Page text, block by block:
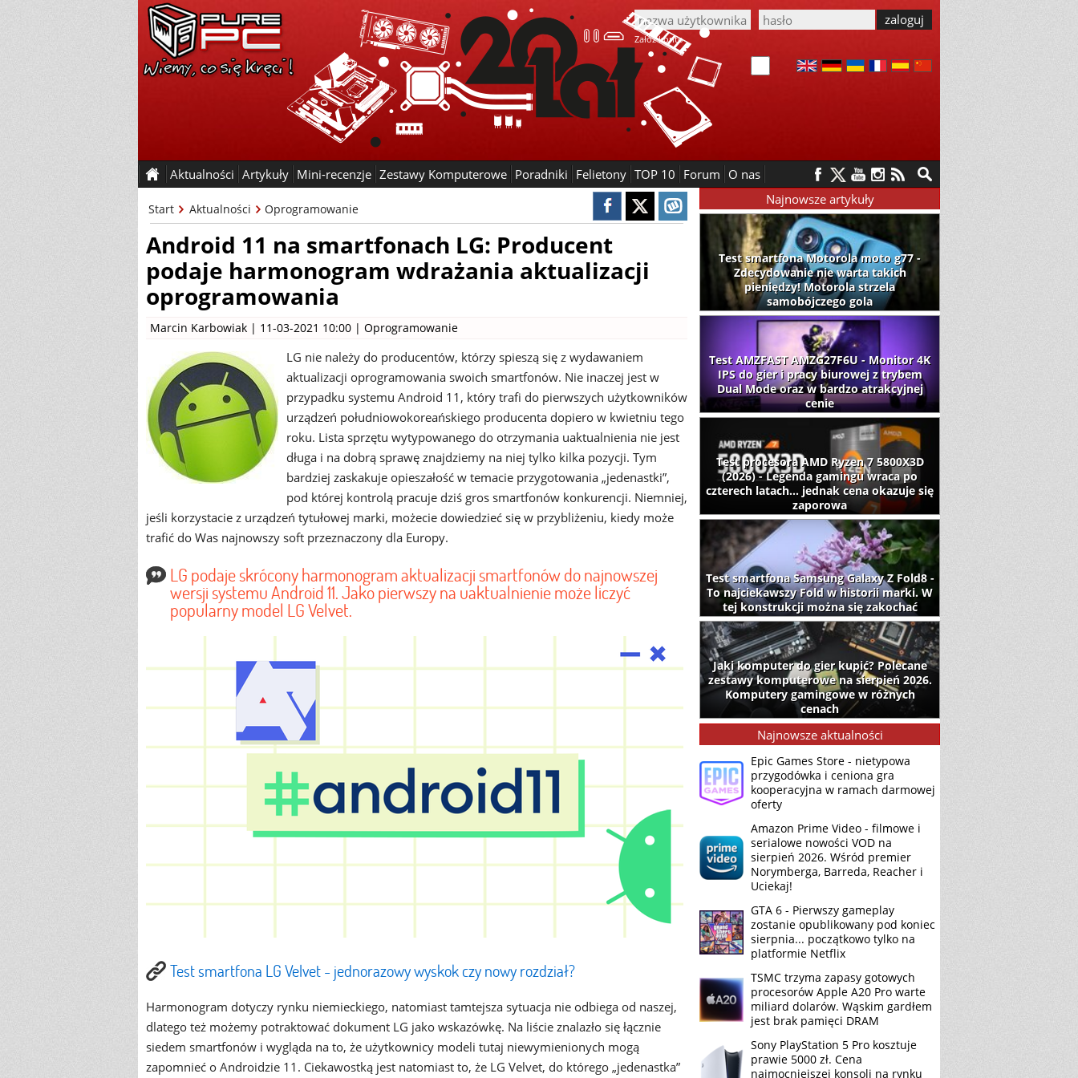
Załóż konto
Aktualności Artykuły Mini-recenzje Zestawy Komputerowe Poradniki Felietony TOP 10 Forum O nas
Start Aktualności Oprogramowanie
Android 11 na smartfonach LG: Producent
podaje harmonogram wdrażania aktualizacji
oprogramowania
Marcin Karbowiak | 11-03-2021 10:00 | Oprogramowanie
LG nie należy do producentów, którzy spieszą się z wydawaniem
aktualizacji oprogramowania swoich smartfonów. Nie inaczej jest w
przypadku systemu Android 11, który trafi do pierwszych użytkowników
urządzeń południowokoreańskiego producenta dopiero w kwietniu tego
roku. Lista sprzętu wytypowanego do otrzymania uaktualnienia nie jest
długa i na dobrą sprawę znajdziemy na niej tylko kilka pozycji. Tym
bardziej zaskakuje opieszałość w temacie przygotowania „jedenastki”,
pod której kontrolą pracuje dziś gros smartfonów konkurencji. Niemniej,
jeśli korzystacie z urządzeń tytułowej marki, możecie dowiedzieć się w przybliżeniu, kiedy może
trafić do Was najnowszy soft przeznaczony dla Europy.
LG podaje skrócony harmonogram aktualizacji smartfonów do najnowszej
wersji systemu Android 11. Jako pierwszy na uaktualnienie może liczyć
popularny model LG Velvet.
Test smartfona LG Velvet - jednorazowy wyskok czy nowy rozdział?
Harmonogram dotyczy rynku niemieckiego, natomiast tamtejsza sytuacja nie odbiega od naszej,
dlatego też możemy potraktować dokument LG jako wskazówkę. Na liście znalazło się łącznie
siedem smartfonów i wygląda na to, że użytkownicy modeli tutaj niewymienionych mogą
zapomnieć o Androidzie 11. Ciekawostką jest natomiast to, że LG Velvet, do którego „jedenastka”
Najnowsze artykuły
Test smartfona Motorola moto g77 -
Zdecydowanie nie warta takich
pieniędzy! Motorola strzela
samobójczego gola
Test AMZFAST AMZG27F6U - Monitor 4K
IPS do gier i pracy biurowej z trybem
Dual Mode oraz w bardzo atrakcyjnej
cenie
Test procesora AMD Ryzen 7 5800X3D
(2026) - Legenda gamingu wraca po
czterech latach... jednak cena okazuje się
zaporowa
Test smartfona Samsung Galaxy Z Fold8 -
To najciekawszy Fold w historii marki. W
tej konstrukcji można się zakochać
Jaki komputer do gier kupić? Polecane
zestawy komputerowe na sierpień 2026.
Komputery gamingowe w różnych
cenach
Najnowsze aktualności
Epic Games Store - nietypowa
przygodówka i ceniona gra
kooperacyjna w ramach darmowej
oferty
Amazon Prime Video - filmowe i
serialowe nowości VOD na
sierpień 2026. Wśród premier
Norymberga, Barreda, Reacher i
Uciekaj!
GTA 6 - Pierwszy gameplay
zostanie opublikowany pod koniec
sierpnia... początkowo tylko na
platformie Netflix
TSMC trzyma zapasy gotowych
procesorów Apple A20 Pro warte
miliard dolarów. Wąskim gardłem
jest brak pamięci DRAM
Sony PlayStation 5 Pro kosztuje
prawie 5000 zł. Cena
najmocniejszej konsoli na rynku